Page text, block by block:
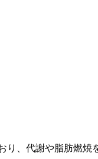
り、代謝や脂肪燃焼